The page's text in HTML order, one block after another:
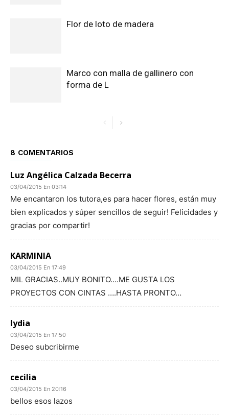
Flor de loto de madera
Marco con malla de gallinero con
forma de L
8 COMENTARIOS
Luz Angélica Calzada Becerra
03/04/2015 En 03:14
Me encantaron los tutora,es para hacer flores, están muy
bien explicados y súper sencillos de seguir! Felicidades y
gracias por compartir!
KARMINIA
03/04/2015 En 17:49
MIL GRACIAS..MUY BONITO….ME GUSTA LOS
PROYECTOS CON CINTAS ….HASTA PRONTO…
lydia
03/04/2015 En 17:50
Deseo subcribirme
cecilia
03/04/2015 En 20:16
bellos esos lazos